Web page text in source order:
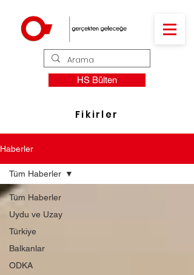
HS Bülten
Fikirler
Haberler
Tüm Haberler
Uydu ve Uzay
Türkiye
Balkanlar
ODKA
Tüm Haberler